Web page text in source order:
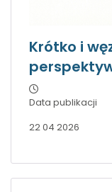
Krótko i
Data publikacji
22 04 2026